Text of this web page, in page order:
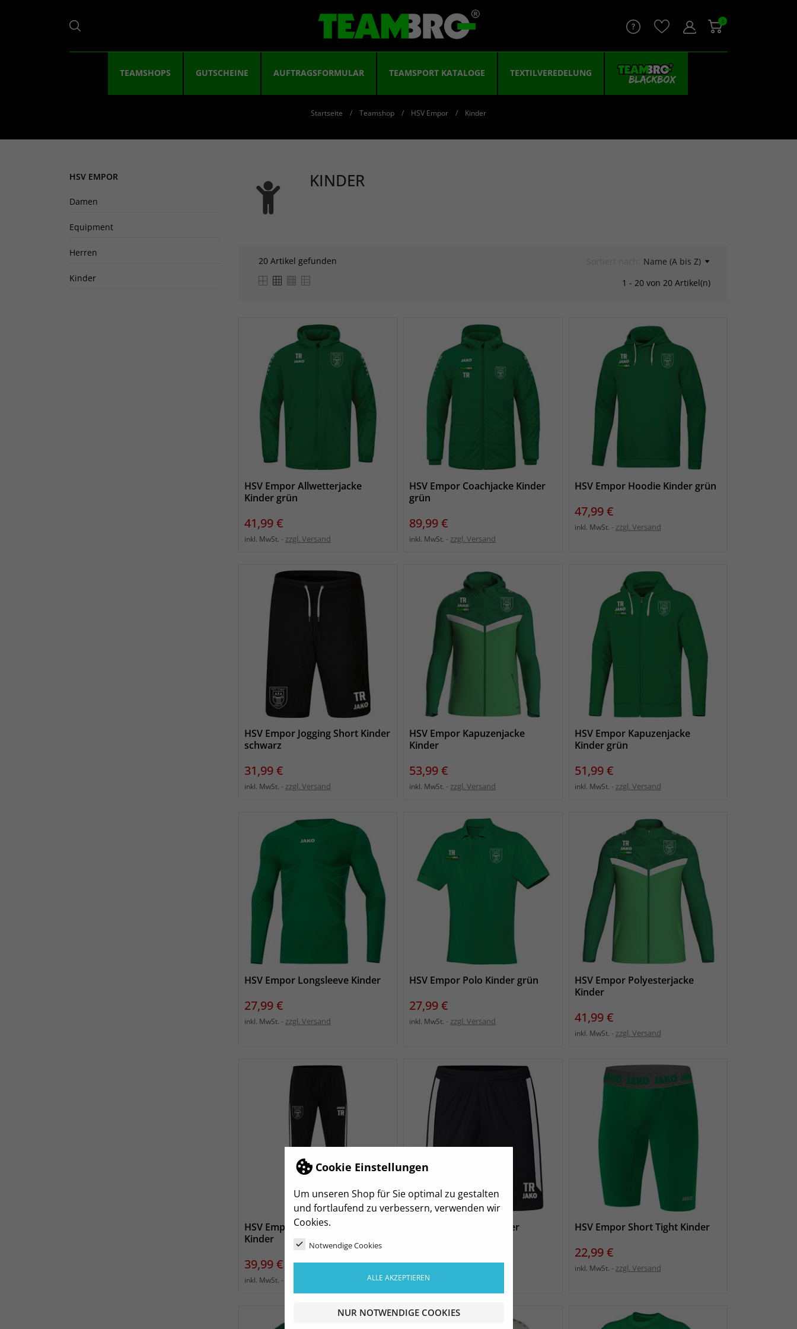
Cookie Einstellungen
Um unseren Shop für Sie optimal zu gestalten
und fortlaufend zu verbessern, verwenden wir
Cookies.
Notwendige Cookies
ALLE AKZEPTIEREN
NUR NOTWENDIGE COOKIES
0
TEAMSHOPS GUTSCHEINE AUFTRAGSFORMULAR TEAMSPORT KATALOGE TEXTILVEREDELUNG
Startseite Teamshop HSV Empor Kinder
HSV EMPOR
Damen
Equipment
Herren
Kinder
KINDER
20 Artikel gefunden
Name (A bis Z)
1 - 20 von 20 Artikel(n)
HSV Empor Allwetterjacke
Kinder grün
Preis
41,99 €
inkl. MwSt. zzgl. Versand
HSV Empor Coachjacke Kinder
grün
Preis
89,99 €
inkl. MwSt. zzgl. Versand
HSV Empor Hoodie Kinder grün
Preis
47,99 €
inkl. MwSt. zzgl. Versand
HSV Empor Jogging Short Kinder
schwarz
Preis
31,99 €
inkl. MwSt. zzgl. Versand
HSV Empor Kapuzenjacke
Kinder
Preis
53,99 €
inkl. MwSt. zzgl. Versand
HSV Empor Kapuzenjacke
Kinder grün
Preis
51,99 €
inkl. MwSt. zzgl. Versand
HSV Empor Longsleeve Kinder
Preis
27,99 €
inkl. MwSt. zzgl. Versand
HSV Empor Polo Kinder grün
Preis
27,99 €
inkl. MwSt. zzgl. Versand
HSV Empor Polyesterjacke
Kinder
Preis
41,99 €
inkl. MwSt. zzgl. Versand
HSV Empor Präsentationshose
Kinder
Preis
39,99 €
inkl. MwSt.
HSV Empor Short Kinder HSV Empor Short Tight Kinder
Preis
22,99 €
inkl. MwSt. zzgl. Versand